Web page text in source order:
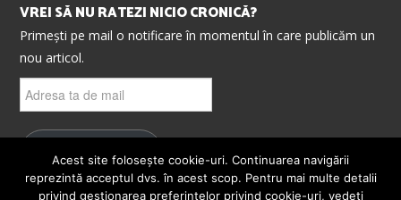
VREI SĂ NU RATEZI NICIO CRONICĂ?
Primești pe mail o notificare în momentul în care publicăm un
nou articol.
ta
mail
ABONEAZĂ-TE
Acest site folosește cookie-uri. Continuarea navigării
reprezintă acceptul dvs. în acest scop. Pentru mai multe detalii
privind gestionarea preferințelor privind cookie-uri, vedeți